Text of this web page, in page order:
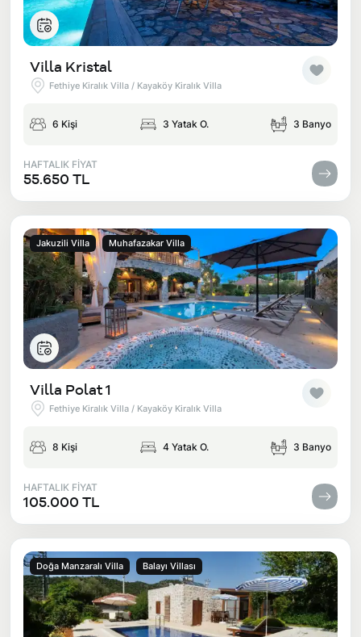
Villa Kristal
Fethiye Kiralık Villa / Kayaköy Kiralık Villa
6 Kişi 3 Yatak O. 3 Banyo
HAFTALIK FİYAT
55.650 TL
Jakuzili Villa Muhafazakar Villa
Villa Polat 1
Fethiye Kiralık Villa / Kayaköy Kiralık Villa
8 Kişi 4 Yatak O. 3 Banyo
HAFTALIK FİYAT
105.000 TL
Doğa Manzaralı Villa Balayı Villası